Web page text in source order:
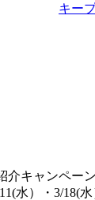
キー
キャンペー
水）・3/18(